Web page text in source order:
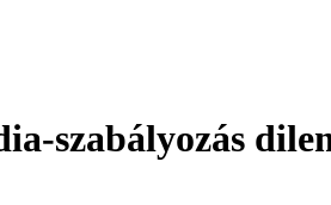
szabályozás